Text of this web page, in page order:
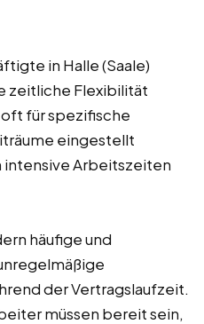
in Halle (Saale)
zeitliche Flexibilität
für spezifische
eingestellt
intensive Arbeitszeiten
häufige und
der Vertragslaufzeit.
müssen bereit sein,